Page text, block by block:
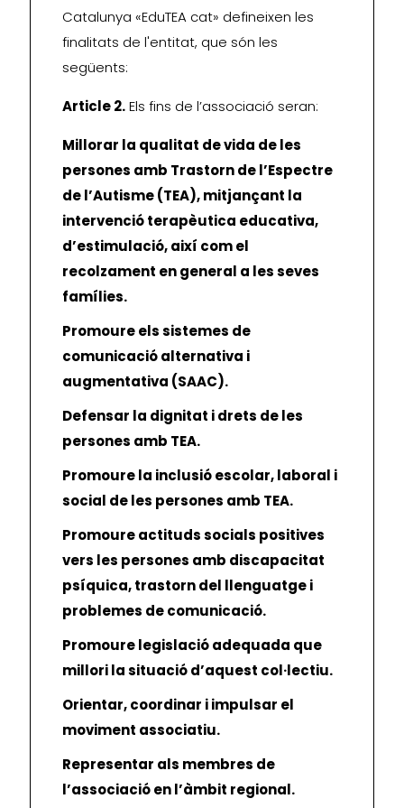
Catalunya «EduTEA cat» defineixen les
finalitats de l'entitat, que són les
següents:
Article 2.Els fins de l’associació seran:
Millorar la qualitat de vida de les
persones amb Trastorn de l’Espectre
de l’Autisme (TEA), mitjançant la
intervenció terapèutica educativa,
d’estimulació, així com el
recolzament en general a les seves
famílies.
Promoure els sistemes de
comunicació alternativa i
augmentativa (SAAC).
Defensar la dignitat i drets de les
persones amb TEA.
Promoure la inclusió escolar, laboral i
social de les persones amb TEA.
Promoure actituds socials positives
vers les persones amb discapacitat
psíquica, trastorn del llenguatge i
problemes de comunicació.
Promoure legislació adequada que
millori la situació d’aquest col·lectiu.
Orientar, coordinar i impulsar el
moviment associatiu.
Representar als membres de
l’associació en l’àmbit regional.